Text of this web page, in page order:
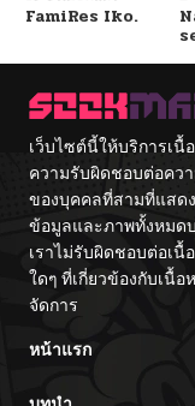
ตอนที่ 12
ตอนที่ 11
ตอนที่ 10
ตอนที่ 9
FamiRes Iko.
เว็บไซต์นี้ให้บริการเ
ความรับผิดชอบต่อคว
ของบุคคลที่สามที่แสด
ข้อมูลและภาพทั้งหมด
เราไม่รับผิดชอบต่อเ
ใดๆ ที่เกี่ยวข้องกับเนื้
จัดการ
หน้าแรก